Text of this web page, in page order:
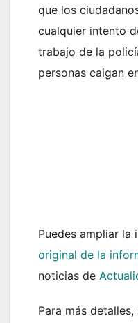
que los
cualquier intento
trabajo de la
personas caigan
Puedes ampliar la
original de la
noticias de
Para más